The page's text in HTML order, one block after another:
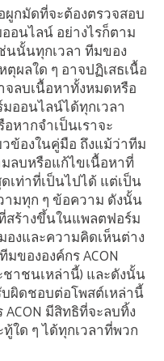
ผูกมัดที่จะต้องตรวจสอบ
อนไลน์ อย่างไรก็ตาม
นนั้นทุกเวลา ทีมของ
ตุผลใด ๆ อาจปฏิเสธเนื้อ
ลบเนื้อหาทั้งหมดหรือ
ออนไลน์ได้ทุกเวลา
หากจำเป็นเราจะ
ข้องในคู่มือถึงแม้ว่าทีม
มลบหรือแก้ไขเนื้อหาที่
เท่าที่เป็นไปได้ แต่เป็น
มทุก ๆ ข้อความ ดังนั้น
ร้างขึ้นในแพลตฟอร์ม
งและความคิดเห็นต่าง
ขององค์กร ACON
ชาชนเหล่านี้) และดังนั้น
บผิดชอบต่อโพสต์เหล่านี้
มีสิทธิที่จะลบทิ้ง
ใด ๆ ได้ทุกเวลาที่พวก